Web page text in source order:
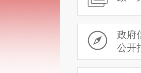
政府
公开